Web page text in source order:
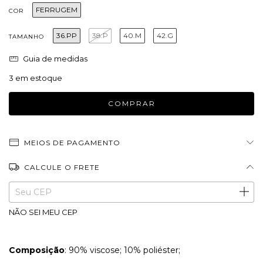
COR FERRUGEM
TAMANHO 36.PP 38.P 40.M 42.G
Guia de medidas
3 em estoque
MEIOS DE PAGAMENTO
CALCULE O FRETE
Entregas para o CEP: ALTERAR CEP
NÃO SEI MEU CEP
Composição: 90% viscose; 10% poliéster;